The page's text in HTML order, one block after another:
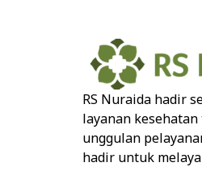
RS Nuraida hadir
layanan
unggulan
hadir untuk